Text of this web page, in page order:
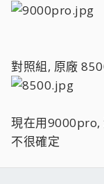
對照組, 原廠
現在用9000pro,
不很確定